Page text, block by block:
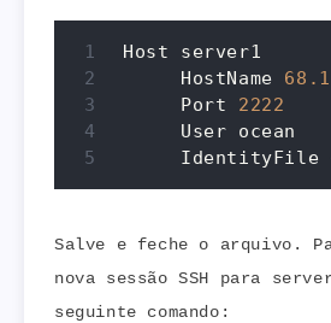
Host server1
     HostName
     Port
2222
     User ocean
IdentityFile
Salve e feche o arquivo.
nova sessão SSH para
seguinte comando: